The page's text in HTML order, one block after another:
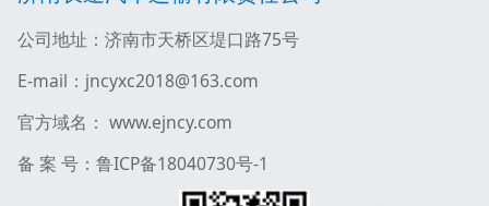
公司地址：济南市天桥区堤口路75号
E-mail：jncyxc2018@163.com
官方域名： www.ejncy.com
备 案 号：鲁ICP备18040730号-1